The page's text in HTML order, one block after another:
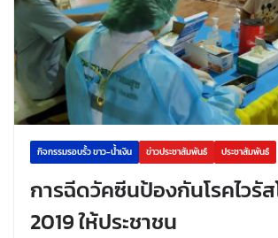
กิจกรรมรอบรั้ว ขาว-น้ำเงิน ข่าวประชาสัมพันธ์ ประชาสัมพันธ์
การฉีดวัคซีนป้องกันโรคไวรัส
2019 ให้ประชาชน